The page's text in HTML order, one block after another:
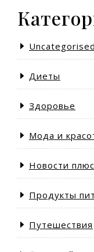
Uncategorised
Диеты
Здоровье
Мода и
Новости плюс
Продукты
Путешествия